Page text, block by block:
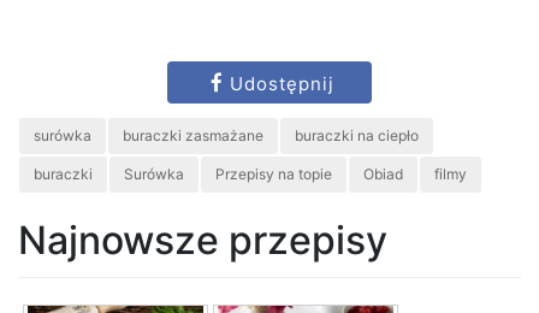
Udostępnij
surówka buraczki zasmażane buraczki na ciepło
buraczki Surówka Przepisy na topie Obiad filmy
Najnowsze przepisy